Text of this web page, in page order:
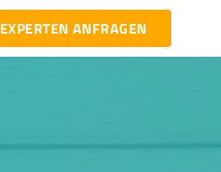
EXPERTEN ANFRAGEN